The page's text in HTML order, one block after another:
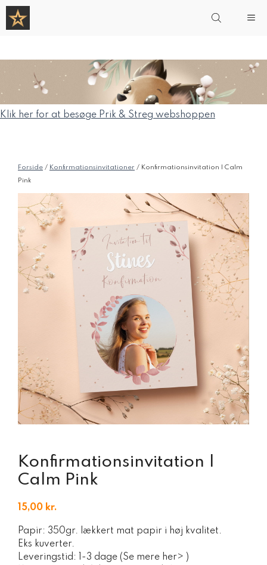
Hop
indhold
Klik her for at besøge Prik & Streg webshoppen
Forside / Konfirmationsinvitationer / Konfirmationsinvitation | Calm
Pink
Konfirmationsinvitation |
Calm Pink
15,00 kr.
Papir: 350gr. lækkert mat papir i høj kvalitet.
Eks kuverter.
Leveringstid: 1-3 dage (Se mere her> )